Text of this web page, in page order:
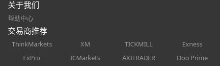
关于我们
帮助中心
交易商推荐
ThinkMarkets XM TICKMILL
Exness
FxPro
ICMarkets AXITRADER
Doo Prime